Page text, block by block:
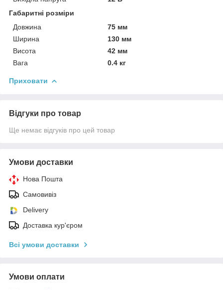
Габаритні розміри
Довжина
75 мм
Ширина
130 мм
Висота
42 мм
Вага
0.4 кг
Приховати
Відгуки про товар
Ще немає відгуків про цей товар
Умови доставки
Нова Пошта
Самовивіз
Delivery
Доставка кур'єром
Всі умови доставки
Умови оплати